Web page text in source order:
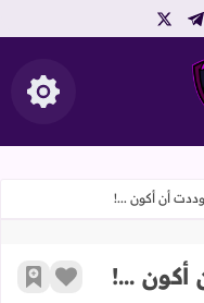
telegram
x
غراب إظهار
أن أكون ...!
أكون ...! زر أضف